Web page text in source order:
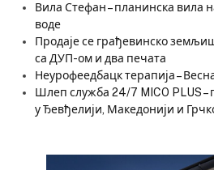
Вила Стефан – планинска вила
воде
Продаје се грађевинско
са ДУП-ом и два печата
Неурофеедбацк терапија –
Шлеп служба 24/7 MICO PLUS –
у Ђевђелији, Македонији и